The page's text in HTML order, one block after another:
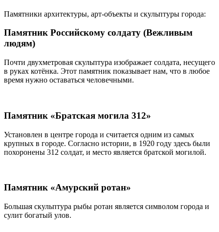
Памятники архитектуры, арт-объекты и скульптуры города:
Памятник Российскому солдату (Вежливым
людям)
Почти двухметровая скульптура изображает солдата, несущего
в руках котёнка. Этот памятник показывает нам, что в любое
время нужно оставаться человечными.
Памятник «Братская могила 312»
Установлен в центре города и считается одним из самых
крупных в городе. Согласно истории, в 1920 году здесь были
похоронены 312 солдат, и место является братской могилой.
Памятник «Амурский ротан»
Большая скульптура рыбы ротан является символом города и
сулит богатый улов.